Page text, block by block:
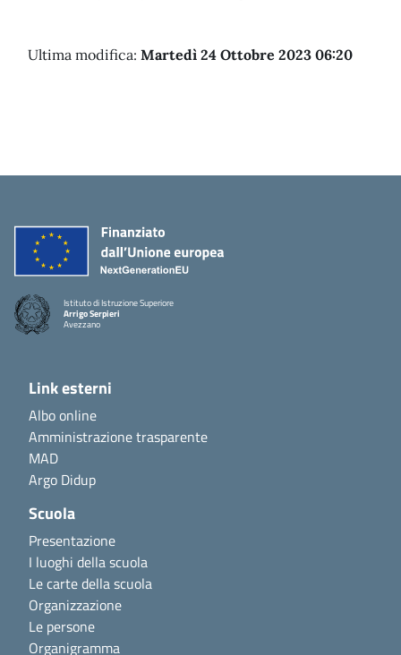
Ultima modifica: Martedì 24 Ottobre 2023 06:20
Istituto di Istruzione Superiore
Arrigo Serpieri
Avezzano
Link esterni
Albo online
Amministrazione trasparente
MAD
Argo Didup
Scuola
Presentazione
I luoghi della scuola
Le carte della scuola
Organizzazione
Le persone
Organigramma